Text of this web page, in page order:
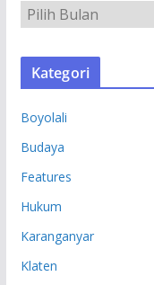
R
S
Kategori
Boyolali
Budaya
Features
Hukum
Karanganyar
Klaten